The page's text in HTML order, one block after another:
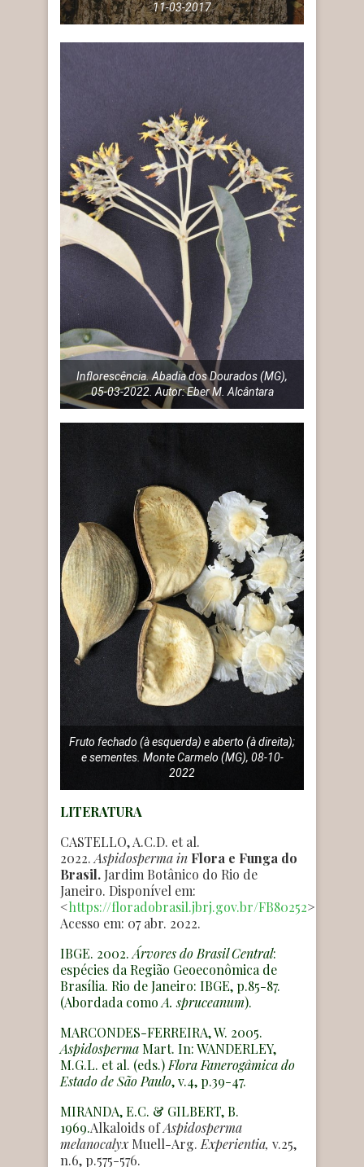
11-03-2017
Inflorescência. Abadia dos Dourados (MG),
05-03-2022. Autor: Eber M. Alcântara
Fruto fechado (à esquerda) e aberto (à direita);
e sementes. Monte Carmelo (MG), 08-10-
2022
LITERATURA
CASTELLO, A.C.D. et al.
2022. Aspidospermain Flora e Funga do
Brasil. Jardim Botânico do Rio de
Janeiro. Disponível em:
<https://floradobrasil.jbrj.gov.br/FB80252>.
Acesso em: 07 abr. 2022.
IBGE. 2002. Árvores do Brasil Central:
espécies da Região Geoeconômica de
Brasília. Rio de Janeiro: IBGE, p.85-87.
(Abordada como A. spruceanum).
MARCONDES-FERREIRA, W. 2005.
Aspidosperma Mart. In: WANDERLEY,
M.G.L. et al. (eds.) Flora Fanerogâmica do
Estado de São Paulo, v.4, p.39-47.
MIRANDA, E.C. & GILBERT, B.
1969.Alkaloids ofAspidosperma
melanocalyxMuell-Arg. Experientia, v.25,
n.6, p.575-576.